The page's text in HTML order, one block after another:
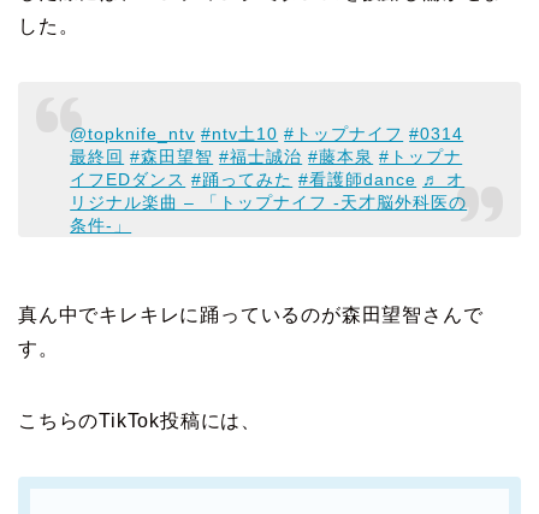
した。
@topknife_ntv #ntv土10 #トップナイフ #0314
最終回 #森田望智 #福士誠治 #藤本泉 #トップナ
イフEDダンス #踊ってみた #看護師dance ♬ オ
リジナル楽曲 – 「トップナイフ -天才脳外科医の
条件-」
真ん中でキレキレに踊っているのが森田望智さんで
す。
こちらのTikTok投稿には、